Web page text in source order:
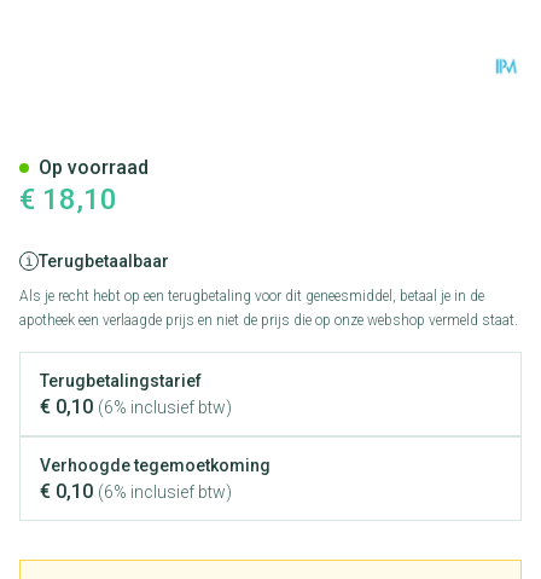
€ 18,10
Terugbetaalbaar
Als je recht hebt op een terugbetaling voor dit geneesmiddel, betaal je in de
apotheek een verlaagde prijs en niet de prijs die op onze webshop vermeld staat.
Terugbetalingstarief
€ 0,10 (6% inclusief btw)
Verhoogde tegemoetkoming
€ 0,10 (6% inclusief btw)
Op voorraad